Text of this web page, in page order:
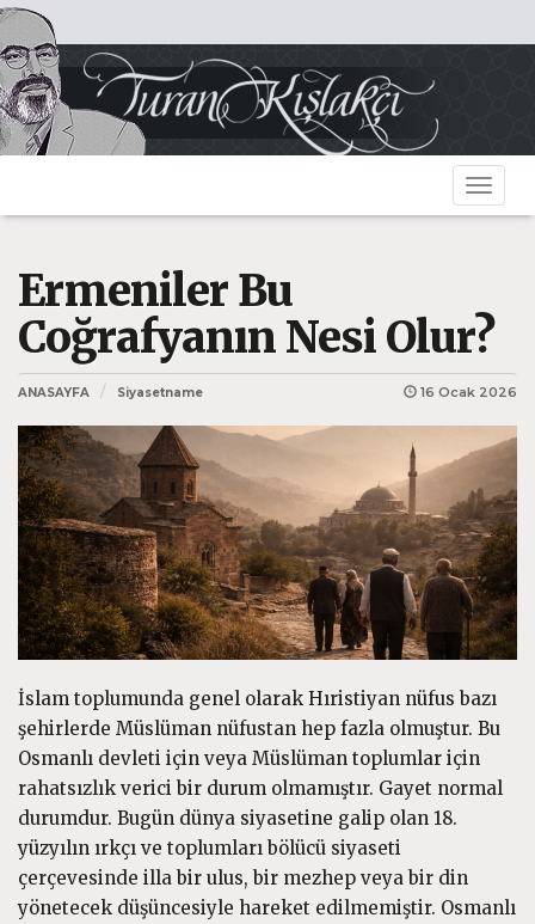
Toggle
Ermeniler Bu
Coğrafyanın Nesi Olur?
ANASAYFA Siyasetname 16 Ocak 2026
İslam toplumunda genel olarak Hıristiyan nüfus bazı
şehirlerde Müslüman nüfustan hep fazla olmuştur. Bu
Osmanlı devleti için veya Müslüman toplumlar için
rahatsızlık verici bir durum olmamıştır. Gayet normal
durumdur. Bugün dünya siyasetine galip olan 18.
yüzyılın ırkçı ve toplumları bölücü siyaseti
çerçevesinde illa bir ulus, bir mezhep veya bir din
yönetecek düşüncesiyle hareket edilmemiştir. Osmanlı